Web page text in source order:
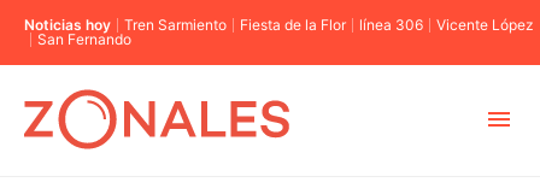
Noticias hoy Tren Sarmiento Fiesta de la Flor línea 306
Vicente López
San Fernando